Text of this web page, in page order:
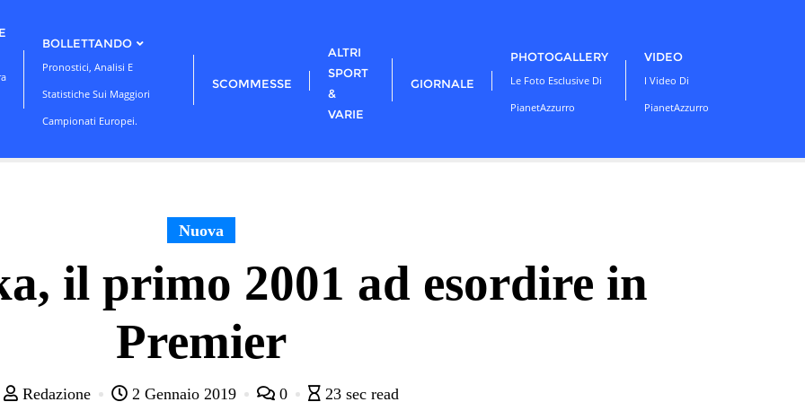
BOLLETTANDO
Pronostici, Analisi E
Statistiche Sui Maggiori
Campionati Europei.
SCOMMESSE
ALTRI
SPORT
&
VARIE
GIORNALE
PHOTOGALLERY
Le Foto Esclusive Di
PianetAzzurro
VIDEO
I Video Di
PianetAzzurro
Nuova
il primo 2001 ad esordire in
Premier
Redazione 2 Gennaio 2019 0 23 sec read